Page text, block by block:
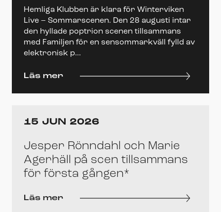
Hemliga Klubben är klara för Winterviken
Live – Sommarscenen. Den 28 augusti intar
den hyllade poptrion scenen tillsammans
med Familjen för en sensommarkväll fylld av
elektronisk p...
Läs mer
15 JUN 2026
Jesper Rönndahl och Marie
Agerhäll på scen tillsammans
för första gången*
Läs mer